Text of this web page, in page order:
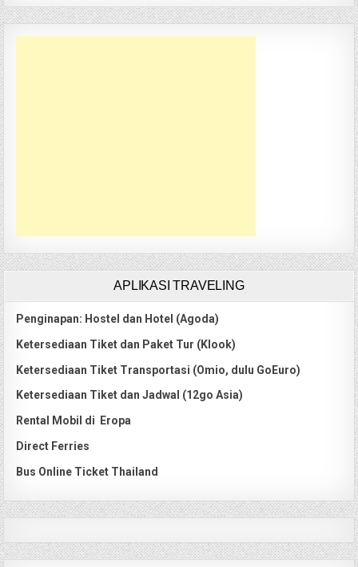
APLIKASI TRAVELING
Penginapan: Hostel dan Hotel (Agoda)
Ketersediaan Tiket dan Paket Tur (Klook)
Ketersediaan Tiket Transportasi (Omio, dulu GoEuro)
Ketersediaan Tiket dan Jadwal (12go Asia)
Rental Mobil di Eropa
Direct Ferries
Bus Online Ticket Thailand